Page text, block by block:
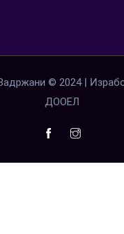
© 2024 |
ДООЕЛ